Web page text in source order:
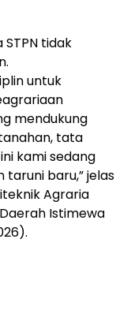
tidak
untuk
mendukung
tata
kami sedang
baru,” jelas
Agraria
Daerah Istimewa